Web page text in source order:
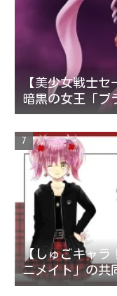
【美少女戦士
暗黒の女王「ブ
Figuarts mini
【しゅごキャラ
ニメイト」の
よるオリジナル